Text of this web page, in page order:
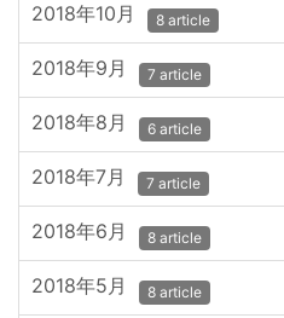
2018年10月 8 article
2018年9月 7 article
2018年8月 6 article
2018年7月 7 article
2018年6月 8 article
2018年5月 8 article